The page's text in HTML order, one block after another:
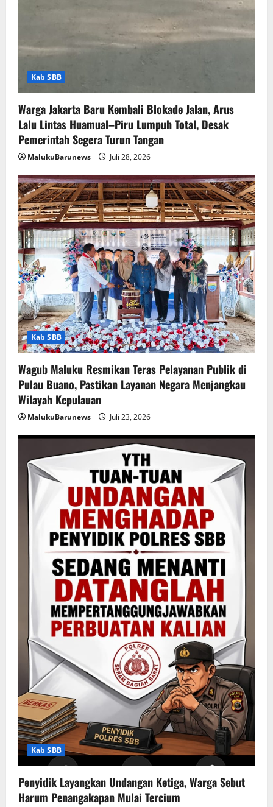
Kab SBB
Warga Jakarta Baru Kembali Blokade Jalan, Arus
Lalu Lintas Huamual–Piru Lumpuh Total, Desak
Pemerintah Segera Turun Tangan
MalukuBarunews Juli 28, 2026
Kab SBB
Wagub Maluku Resmikan Teras Pelayanan Publik di
Pulau Buano, Pastikan Layanan Negara Menjangkau
Wilayah Kepulauan
MalukuBarunews Juli 23, 2026
Kab SBB
Penyidik Layangkan Undangan Ketiga, Warga Sebut
Harum Penangakapan Mulai Tercium